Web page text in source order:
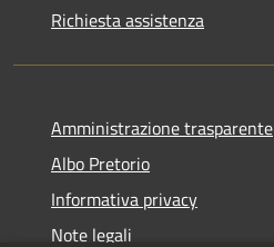
Richiesta assistenza
Amministrazione trasparente
Albo Pretorio
Informativa privacy
Note legali